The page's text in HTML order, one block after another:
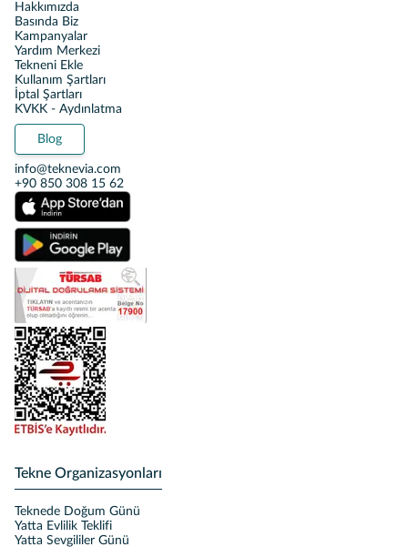
Hakkımızda
Basında Biz
Kampanyalar
Yardım Merkezi
Tekneni Ekle
Kullanım Şartları
İptal Şartları
KVKK - Aydınlatma
Blog
info@teknevia.com
+90 850 308 15 62
Tekne Organizasyonları
Teknede Doğum Günü
Yatta Evlilik Teklifi
Yatta Sevgililer Günü